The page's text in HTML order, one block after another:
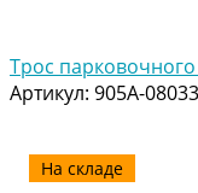
Трос
Артикул: 905A-
На складе